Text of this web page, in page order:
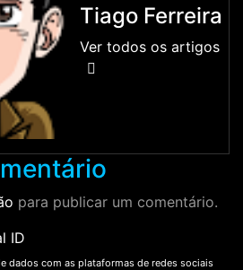
Tiago Ferreira
Ver todos os artigos
para publicar um comentário.
ID
dados com as plataformas de redes sociais